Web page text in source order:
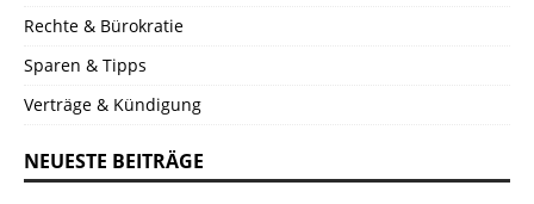
Rechte & Bürokratie
Sparen & Tipps
Verträge & Kündigung
NEUESTE BEITRÄGE